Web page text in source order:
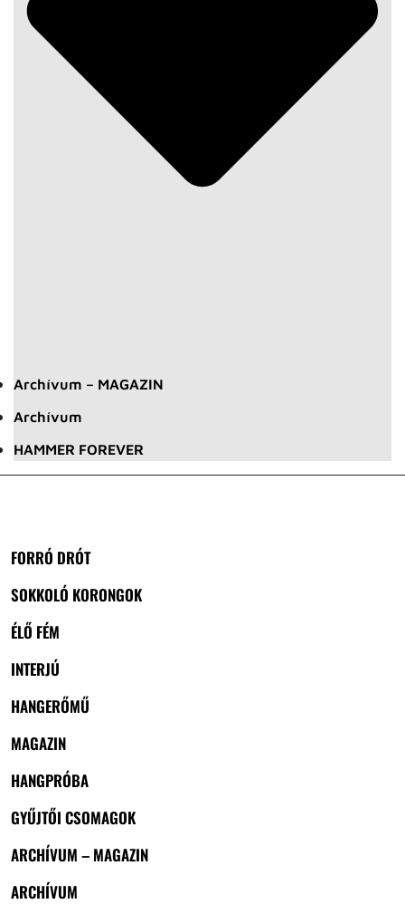
Archívum – MAGAZIN
Archívum
HAMMER FOREVER
FORRÓ DRÓT
SOKKOLÓ KORONGOK
ÉLŐ FÉM
INTERJÚ
HANGERŐMŰ
MAGAZIN
HANGPRÓBA
GYŰJTŐI CSOMAGOK
ARCHÍVUM – MAGAZIN
ARCHÍVUM